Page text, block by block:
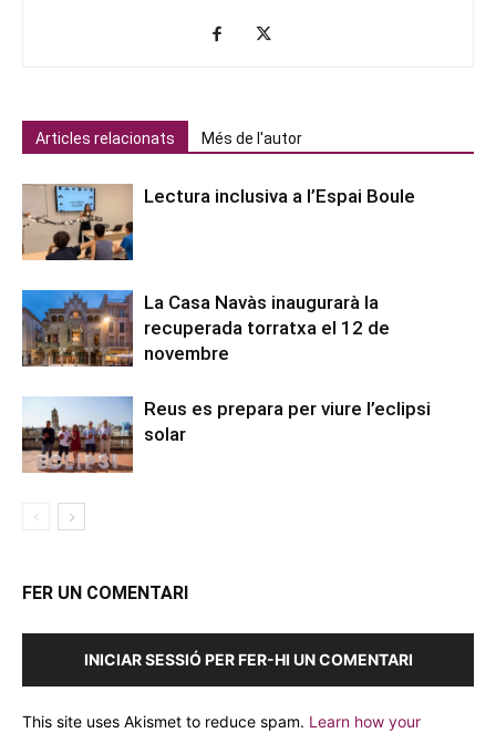
Articles relacionats Més de l'autor
Lectura inclusiva a l’Espai Boule
La Casa Navàs inaugurarà la
recuperada torratxa el 12 de
novembre
Reus es prepara per viure l’eclipsi
solar
FER UN COMENTARI
INICIAR SESSIÓ PER FER-HI UN COMENTARI
This site uses Akismet to reduce spam. Learn how your